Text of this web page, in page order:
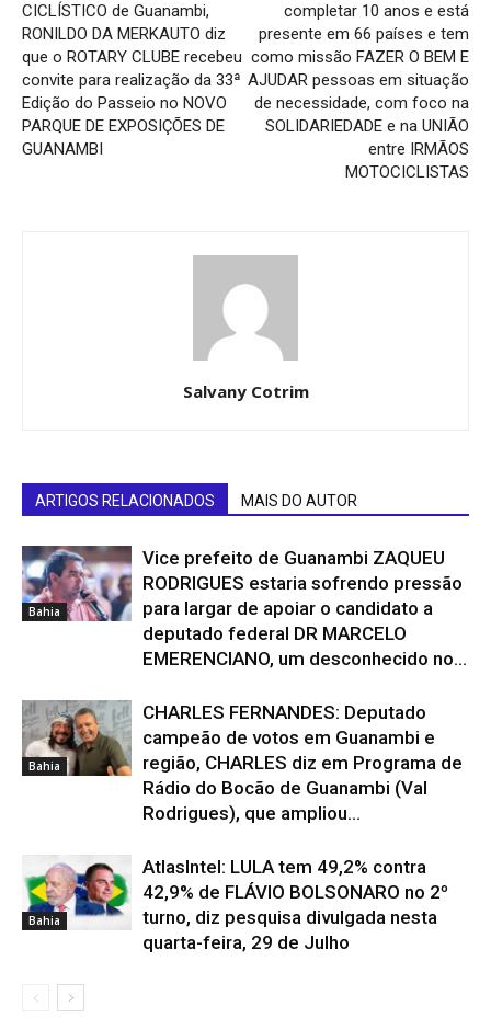
CICLÍSTICO de Guanambi,
RONILDO DA MERKAUTO diz
que o ROTARY CLUBE recebeu
convite para realização da 33ª
Edição do Passeio no NOVO
PARQUE DE EXPOSIÇÕES DE
GUANAMBI
completar 10 anos e está
presente em 66 países e tem
como missão FAZER O BEM E
AJUDAR pessoas em situação
de necessidade, com foco na
SOLIDARIEDADE e na UNIÃO
entre IRMÃOS
MOTOCICLISTAS
Salvany Cotrim
ARTIGOS RELACIONADOS MAIS DO AUTOR
Bahia
Vice prefeito de Guanambi ZAQUEU
RODRIGUES estaria sofrendo pressão
para largar de apoiar o candidato a
deputado federal DR MARCELO
EMERENCIANO, um desconhecido no...
Bahia
CHARLES FERNANDES: Deputado
campeão de votos em Guanambi e
região, CHARLES diz em Programa de
Rádio do Bocão de Guanambi (Val
Rodrigues), que ampliou...
Bahia
AtlasIntel: LULA tem 49,2% contra
42,9% de FLÁVIO BOLSONARO no 2º
turno, diz pesquisa divulgada nesta
quarta-feira, 29 de Julho